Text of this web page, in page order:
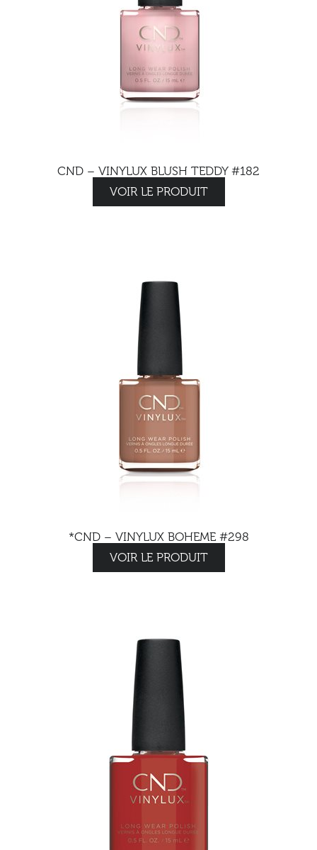
CND – VINYLUX BLUSH TEDDY #182
VOIR LE PRODUIT
*CND – VINYLUX BOHEME #298
VOIR LE PRODUIT